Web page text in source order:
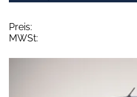
Preis:
MWSt: